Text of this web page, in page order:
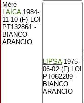
Mère
LAICA1984-
11-10 (F) LOI
PT132861 -
BIANCO
ARANCIO
LIPSA1975-
06-02 (F) LOI
PT062289 -
BIANCO
ARANCIO